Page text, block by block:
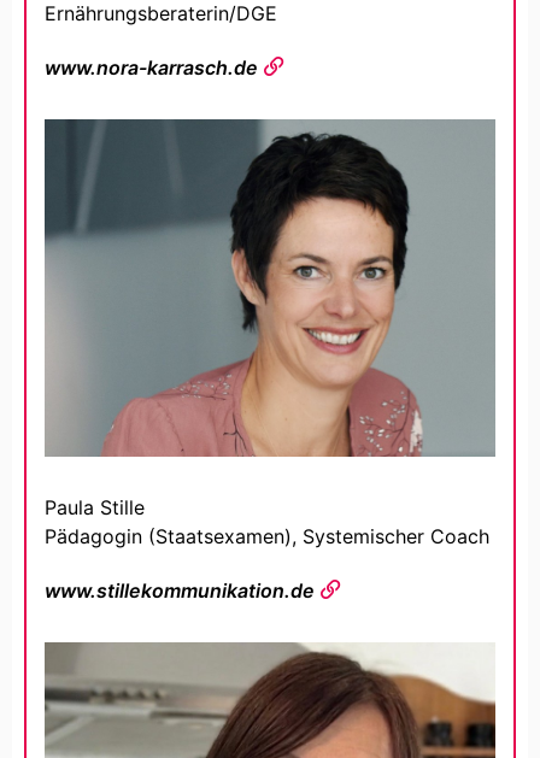
Ernährungsberaterin/DGE
www.nora-karrasch.de
Paula Stille
Pädagogin (Staatsexamen), Systemischer Coach
www.stillekommunikation.de